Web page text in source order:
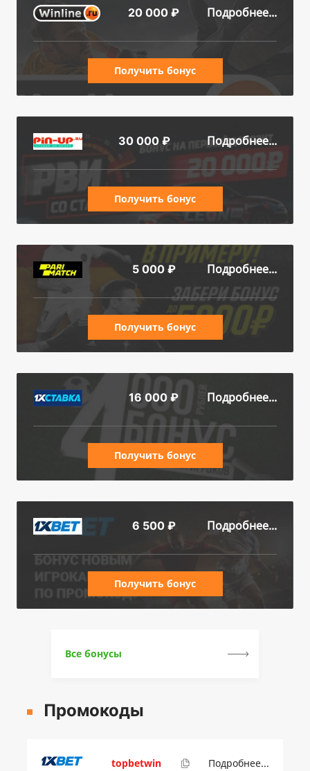
20 000 ₽ Подробнее...
Получить бонус
30 000 ₽ Подробнее...
Получить бонус
5 000 ₽ Подробнее...
Получить бонус
16 000 ₽ Подробнее...
Получить бонус
6 500 ₽ Подробнее...
Получить бонус
Все бонусы
Промокоды
topbetwin Подробнее...